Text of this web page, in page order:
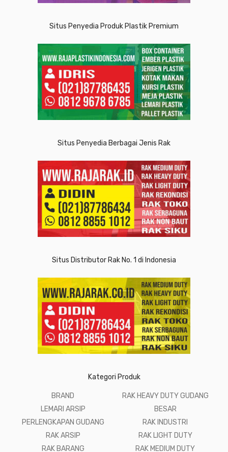
Situs Penyedia Produk Plastik Premium
Situs Penyedia Berbagai Jenis Rak
Situs Distributor Rak No. 1 di Indonesia
Kategori Produk
BRAND
LEMARI ARSIP
PERLENGKAPAN GUDANG
RAK ARSIP
RAK BARANG
RAK HEAVY DUTY GUDANG
BESAR
RAK INDUSTRI
RAK LIGHT DUTY
RAK MEDIUM DUTY